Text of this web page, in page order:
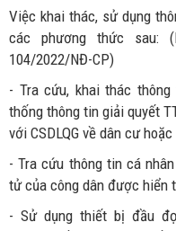
Việc khai thác, sử dụng
các phương thức sau:
104/2022/NĐ-CP)
- Tra cứu, khai thác
thống thông tin giải quyết
với CSDLQG về dân cư
- Tra cứu thông tin cá
tử của công dân được hiển
- Sử dụng thiết bị đầu